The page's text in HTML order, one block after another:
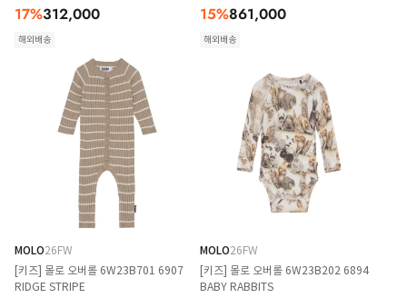
17%312,000
해외배송
15%861,000
해외배송
MOLO26FW
[키즈] 몰로 오버롤 6W23B701 6907
RIDGE STRIPE
MOLO26FW
[키즈] 몰로 오버롤 6W23B202 6894
BABY RABBITS